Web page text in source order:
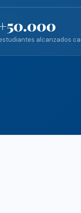
alcanzados